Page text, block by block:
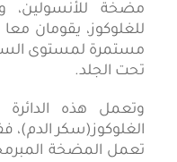
مضخة للأنسولين،
للغلوكوز، يقومان
مستمرة لمستوى
تحت الجلد.
وتعمل هذه
الغلوكوز(سكر الدم)،
تعمل المضخة